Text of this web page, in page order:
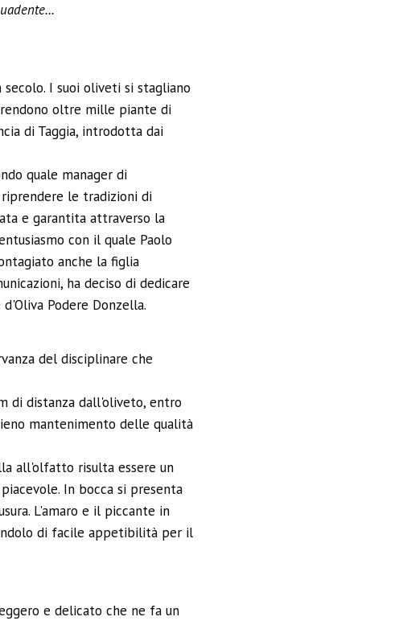
I suoi oliveti si stagliano
oltre mille piante di
di Taggia, introdotta dai
quale manager di
le tradizioni di
e garantita attraverso la
con il quale Paolo
anche la figlia
ha deciso di dedicare
Podere Donzella.
del disciplinare che
di distanza dall'oliveto, entro
mantenimento delle qualità
all'olfatto risulta essere un
In bocca si presenta
L'amaro e il piccante in
di facile appetibilità per il
e delicato che ne fa un